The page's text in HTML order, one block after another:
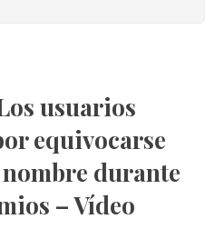
usuarios
equivocarse
durante
– Vídeo